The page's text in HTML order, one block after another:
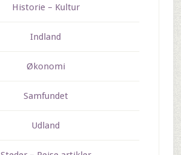
Historie – Kultur
Indland
Økonomi
Samfundet
Udland